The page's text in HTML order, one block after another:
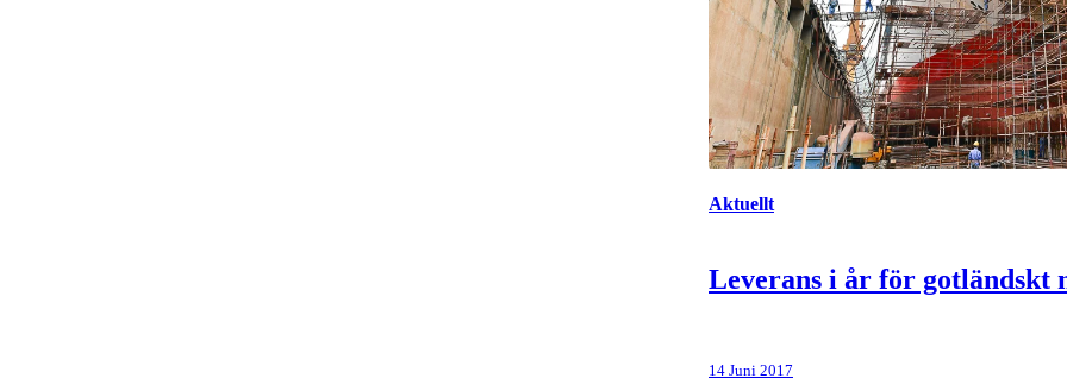
Aktuellt
Leverans i år för gotländskt
14 Juni 2017